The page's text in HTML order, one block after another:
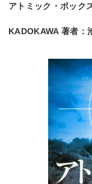
アトミック・ボック
KADOKAWA 著者：